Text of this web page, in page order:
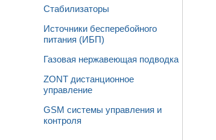
Стабилизаторы
Источники бесперебойного
питания (ИБП)
Газовая нержавеющая подводка
ZONT дистанционное
управление
GSM системы управления и
контроля